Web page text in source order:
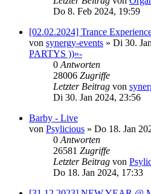
Do 8. Feb 2024, 19:59
[02.02.2024] Trance
von synergy-events » Di 30.
PARTYS ))»-
0 Antworten
28006 Zugriffe
Letzter Beitrag von
Di 30. Jan 2024, 23:56
Barby - Live
von Psylicious » Do 18. Jan
0 Antworten
26581 Zugriffe
Letzter Beitrag von
Do 18. Jan 2024, 17:33